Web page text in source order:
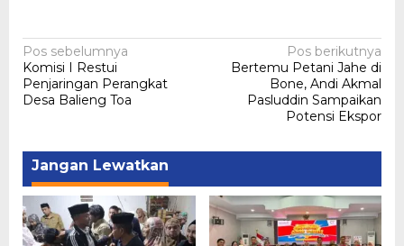
Navigasi
pos
Pos sebelumnya
Komisi I Restui
Penjaringan Perangkat
Desa Balieng Toa
Pos berikutnya
Bertemu Petani Jahe di
Bone, Andi Akmal
Pasluddin Sampaikan
Potensi Ekspor
Jangan Lewatkan